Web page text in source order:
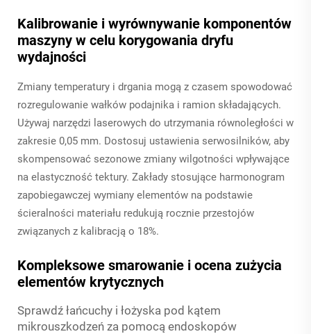
Kalibrowanie i wyrównywanie komponentów
maszyny w celu korygowania dryfu
wydajności
Zmiany temperatury i drgania mogą z czasem spowodować
rozregulowanie wałków podajnika i ramion składających.
Używaj narzędzi laserowych do utrzymania równoległości w
zakresie 0,05 mm. Dostosuj ustawienia serwosilników, aby
skompensować sezonowe zmiany wilgotności wpływające
na elastyczność tektury. Zakłady stosujące harmonogram
zapobiegawczej wymiany elementów na podstawie
ścieralności materiału redukują rocznie przestojów
związanych z kalibracją o 18%.
Kompleksowe smarowanie i ocena zużycia
elementów krytycznych
Sprawdź łańcuchy i łożyska pod kątem
mikrouszkodzeń za pomocą endoskopów